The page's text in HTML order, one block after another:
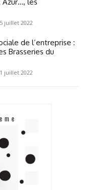
Azur…, les
5 juillet 2022
de l’entreprise :
Brasseries du
1 juillet 2022